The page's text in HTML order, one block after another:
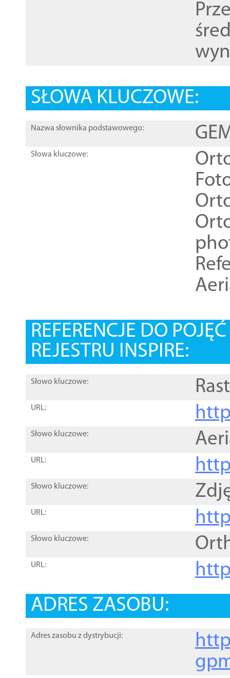
SŁOWA KLUCZOWE:
Nazwa słownika podstawowego:
Słowa kluczowe:
REFERENCJE DO
REJESTRU INSPIRE:
Słowo kluczowe:
URL:
Słowo kluczowe:
URL:
Słowo kluczowe:
URL:
Słowo kluczowe:
URL:
ADRES ZASOBU:
Adres zasobu z dystrybucji: